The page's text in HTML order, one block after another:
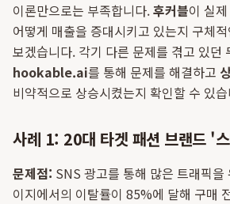
이론만으로는 부족합니다.후커블이 실
어떻게 매출을 증대시키고 있는지 구체
보겠습니다. 각기 다른 문제를 겪고 있던
hookable.ai를 통해 문제를 해결하고
비약적으로 상승시켰는지 확인할 수 있
사례 1: 20대 타겟 패션 브랜드 '
문제점: SNS 광고를 통해 많은 트래픽을
이지에서의 이탈률이 85%에 달해 구매